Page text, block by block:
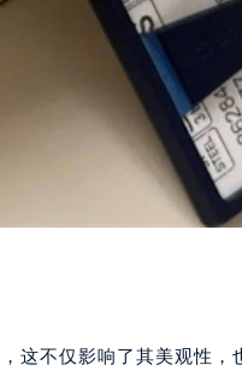
这不仅影响了其美观性，